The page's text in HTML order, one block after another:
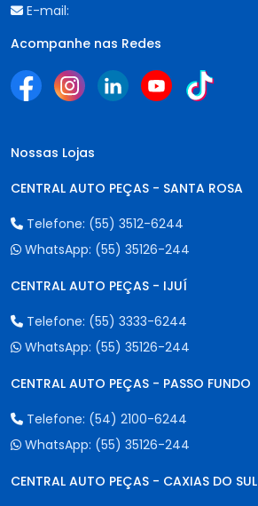
E-mail:
Acompanhe nas Redes
Nossas Lojas
CENTRAL AUTO PEÇAS - SANTA ROSA
Telefone: (55) 3512-6244
WhatsApp: (55) 35126-244
CENTRAL AUTO PEÇAS - IJUÍ
Telefone: (55) 3333-6244
WhatsApp: (55) 35126-244
CENTRAL AUTO PEÇAS - PASSO FUNDO
Telefone: (54) 2100-6244
WhatsApp: (55) 35126-244
CENTRAL AUTO PEÇAS - CAXIAS DO SUL